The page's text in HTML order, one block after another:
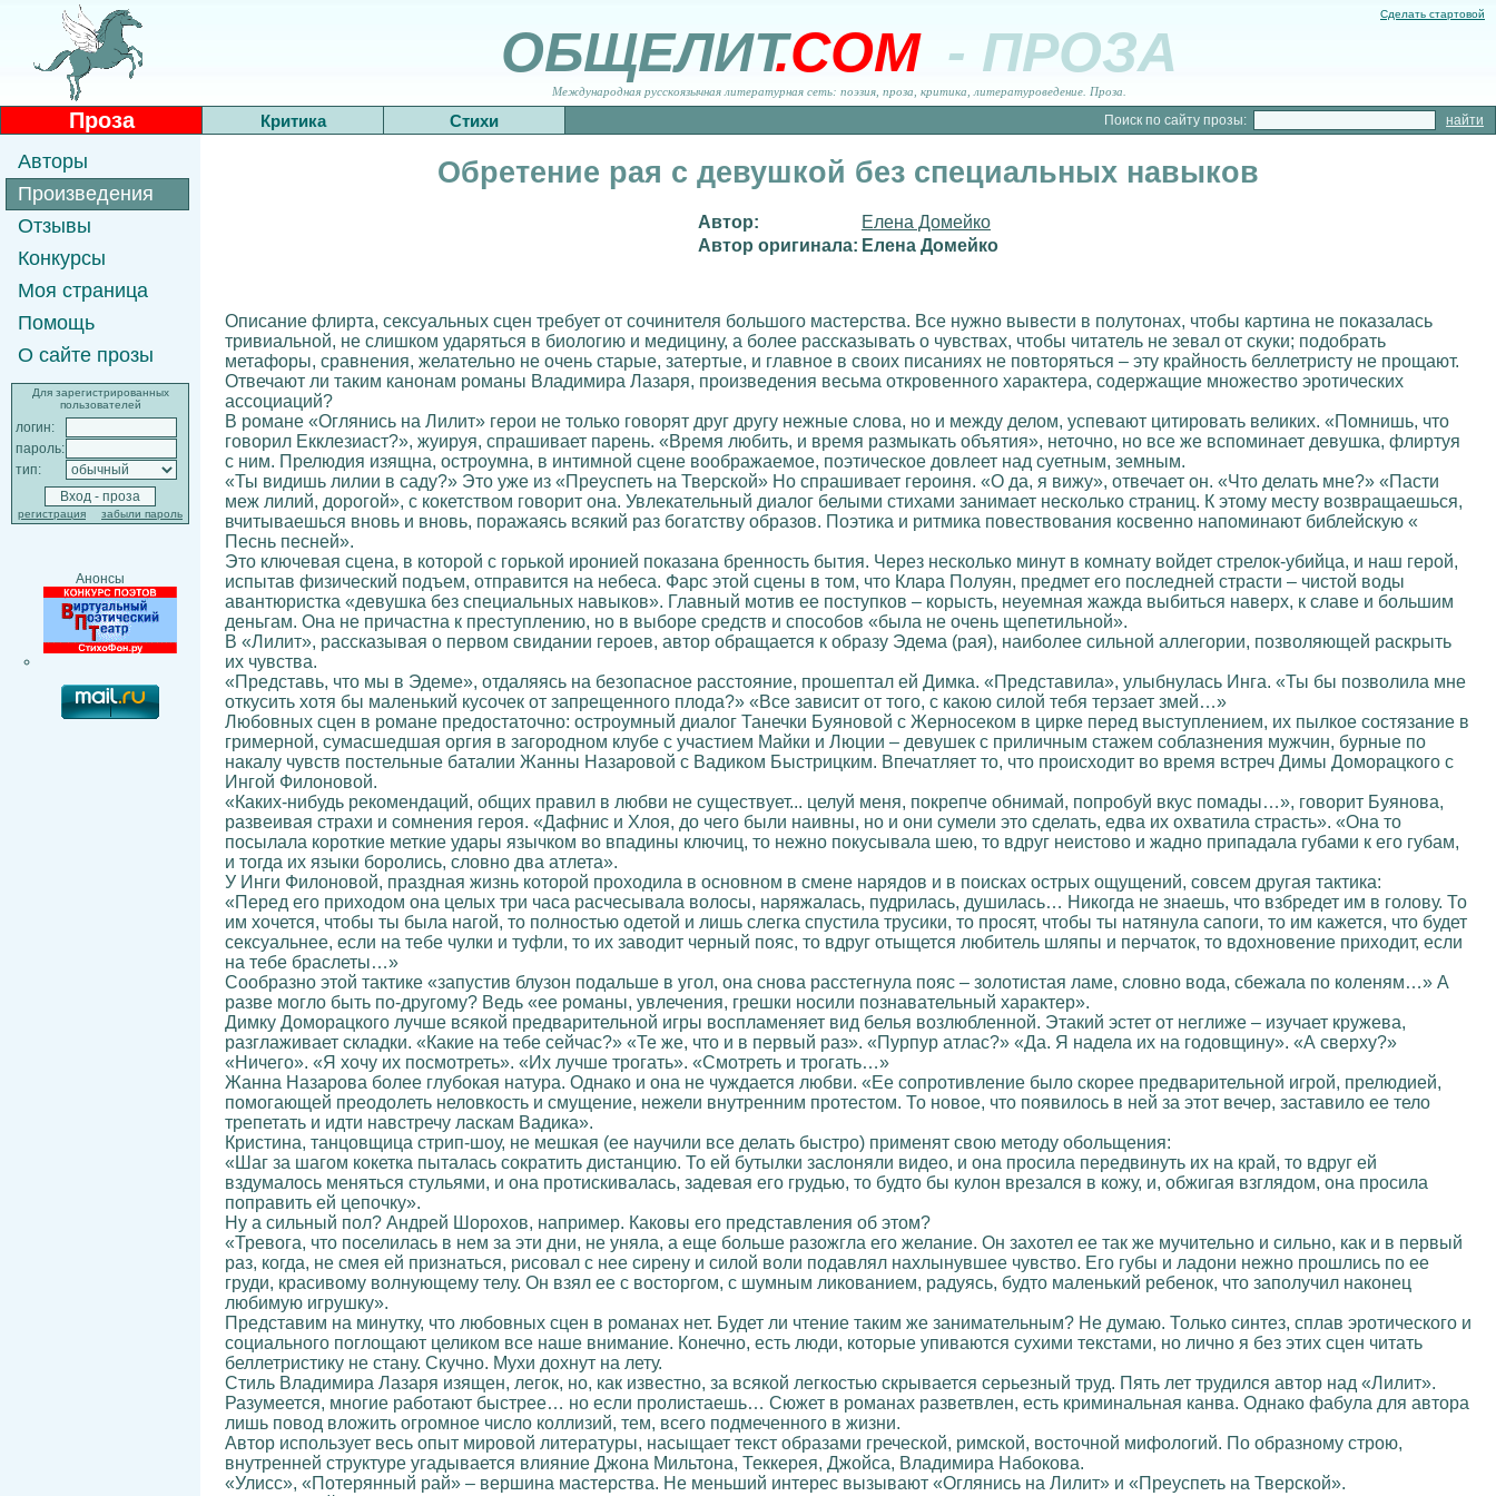
Сделать стартовой
ОБЩЕЛИТ.COM - ПРОЗА
Международная русскоязычная литературная сеть: поэзия, проза, критика, литературоведение. Проза.
Проза Критика Стихи Поиск по сайту прозы:
Авторы
Произведения
Отзывы
Конкурсы
Моя страница
Помощь
О сайте прозы
Для зарегистрированных
пользователей
логин:
пароль:
тип:
регистрация забыли пароль
Анонсы
Обретение рая с девушкой без специальных навыков
Автор:
Елена Домейко
Автор оригинала: Елена Домейко
Описание флирта, сексуальных сцен требует от сочинителя большого мастерства. Все нужно вывести в полутонах, чтобы картина не показалась
тривиальной, не слишком ударяться в биологию и медицину, а более рассказывать о чувствах, чтобы читатель не зевал от скуки; подобрать
метафоры, сравнения, желательно не очень старые, затертые, и главное в своих писаниях не повторяться – эту крайность беллетристу не прощают.
Отвечают ли таким канонам романы Владимира Лазаря, произведения весьма откровенного характера, содержащие множество эротических
ассоциаций?
В романе «Оглянись на Лилит» герои не только говорят друг другу нежные слова, но и между делом, успевают цитировать великих. «Помнишь, что
говорил Екклезиаст?», жуируя, спрашивает парень. «Время любить, и время размыкать объятия», неточно, но все же вспоминает девушка, флиртуя
с ним. Прелюдия изящна, остроумна, в интимной сцене воображаемое, поэтическое довлеет над суетным, земным.
«Ты видишь лилии в саду?» Это уже из «Преуспеть на Тверской» Но спрашивает героиня. «О да, я вижу», отвечает он. «Что делать мне?» «Пасти
меж лилий, дорогой», с кокетством говорит она. Увлекательный диалог белыми стихами занимает несколько страниц. К этому месту возвращаешься,
вчитываешься вновь и вновь, поражаясь всякий раз богатству образов. Поэтика и ритмика повествования косвенно напоминают библейскую «
Песнь песней».
Это ключевая сцена, в которой с горькой иронией показана бренность бытия. Через несколько минут в комнату войдет стрелок-убийца, и наш герой,
испытав физический подъем, отправится на небеса. Фарс этой сцены в том, что Клара Полуян, предмет его последней страсти – чистой воды
авантюристка «девушка без специальных навыков». Главный мотив ее поступков – корысть, неуемная жажда выбиться наверх, к славе и большим
деньгам. Она не причастна к преступлению, но в выборе средств и способов «была не очень щепетильной».
В «Лилит», рассказывая о первом свидании героев, автор обращается к образу Эдема (рая), наиболее сильной аллегории, позволяющей раскрыть
их чувства.
«Представь, что мы в Эдеме», отдаляясь на безопасное расстояние, прошептал ей Димка. «Представила», улыбнулась Инга. «Ты бы позволила мне
откусить хотя бы маленький кусочек от запрещенного плода?» «Все зависит от того, с какою силой тебя терзает змей…»
Любовных сцен в романе предостаточно: остроумный диалог Танечки Буяновой с Жерносеком в цирке перед выступлением, их пылкое состязание в
гримерной, сумасшедшая оргия в загородном клубе с участием Майки и Люции – девушек с приличным стажем соблазнения мужчин, бурные по
накалу чувств постельные баталии Жанны Назаровой с Вадиком Быстрицким. Впечатляет то, что происходит во время встреч Димы Доморацкого с
Ингой Филоновой.
«Каких-нибудь рекомендаций, общих правил в любви не существует... целуй меня, покрепче обнимай, попробуй вкус помады…», говорит Буянова,
развеивая страхи и сомнения героя. «Дафнис и Хлоя, до чего были наивны, но и они сумели это сделать, едва их охватила страсть». «Она то
посылала короткие меткие удары язычком во впадины ключиц, то нежно покусывала шею, то вдруг неистово и жадно припадала губами к его губам,
и тогда их языки боролись, словно два атлета».
У Инги Филоновой, праздная жизнь которой проходила в основном в смене нарядов и в поисках острых ощущений, совсем другая тактика:
«Перед его приходом она целых три часа расчесывала волосы, наряжалась, пудрилась, душилась… Никогда не знаешь, что взбредет им в голову. То
им хочется, чтобы ты была нагой, то полностью одетой и лишь слегка спустила трусики, то просят, чтобы ты натянула сапоги, то им кажется, что будет
сексуальнее, если на тебе чулки и туфли, то их заводит черный пояс, то вдруг отыщется любитель шляпы и перчаток, то вдохновение приходит, если
на тебе браслеты…»
Сообразно этой тактике «запустив блузон подальше в угол, она снова расстегнула пояс – золотистая ламе, словно вода, сбежала по коленям…» А
разве могло быть по-другому? Ведь «ее романы, увлечения, грешки носили познавательный характер».
Димку Доморацкого лучше всякой предварительной игры воспламеняет вид белья возлюбленной. Этакий эстет от неглиже – изучает кружева,
разглаживает складки. «Какие на тебе сейчас?» «Те же, что и в первый раз». «Пурпур атлас?» «Да. Я надела их на годовщину». «А сверху?»
«Ничего». «Я хочу их посмотреть». «Их лучше трогать». «Смотреть и трогать…»
Жанна Назарова более глубокая натура. Однако и она не чуждается любви. «Ее сопротивление было скорее предварительной игрой, прелюдией,
помогающей преодолеть неловкость и смущение, нежели внутренним протестом. То новое, что появилось в ней за этот вечер, заставило ее тело
трепетать и идти навстречу ласкам Вадика».
Кристина, танцовщица стрип-шоу, не мешкая (ее научили все делать быстро) применят свою методу обольщения:
«Шаг за шагом кокетка пыталась сократить дистанцию. То ей бутылки заслоняли видео, и она просила передвинуть их на край, то вдруг ей
вздумалось меняться стульями, и она протискивалась, задевая его грудью, то будто бы кулон врезался в кожу, и, обжигая взглядом, она просила
поправить ей цепочку».
Ну а сильный пол? Андрей Шорохов, например. Каковы его представления об этом?
«Тревога, что поселилась в нем за эти дни, не уняла, а еще больше разожгла его желание. Он захотел ее так же мучительно и сильно, как и в первый
раз, когда, не смея ей признаться, рисовал с нее сирену и силой воли подавлял нахлынувшее чувство. Его губы и ладони нежно прошлись по ее
груди, красивому волнующему телу. Он взял ее с восторгом, с шумным ликованием, радуясь, будто маленький ребенок, что заполучил наконец
любимую игрушку».
Представим на минутку, что любовных сцен в романах нет. Будет ли чтение таким же занимательным? Не думаю. Только синтез, сплав эротического и
социального поглощают целиком все наше внимание. Конечно, есть люди, которые упиваются сухими текстами, но лично я без этих сцен читать
беллетристику не стану. Скучно. Мухи дохнут на лету.
Стиль Владимира Лазаря изящен, легок, но, как известно, за всякой легкостью скрывается серьезный труд. Пять лет трудился автор над «Лилит».
Разумеется, многие работают быстрее… но если пролистаешь… Сюжет в романах разветвлен, есть криминальная канва. Однако фабула для автора
лишь повод вложить огромное число коллизий, тем, всего подмеченного в жизни.
Автор использует весь опыт мировой литературы, насыщает текст образами греческой, римской, восточной мифологий. По образному строю,
внутренней структуре угадывается влияние Джона Мильтона, Теккерея, Джойса, Владимира Набокова.
«Улисс», «Потерянный рай» – вершина мастерства. Не меньший интерес вызывают «Оглянись на Лилит» и «Преуспеть на Тверской».